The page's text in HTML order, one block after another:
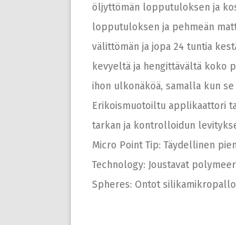
öljyttömän lopputuloksen ja
lopputuloksen ja pehmeän
välittömän ja jopa 24 tuntia
kevyeltä ja hengittävältä koko
ihon ulkonäköä, samalla kun
Erikoismuotoiltu applikaattori
tarkan ja kontrolloidun
Micro Point Tip: Täydellinen
Technology: Joustavat
Spheres: Ontot